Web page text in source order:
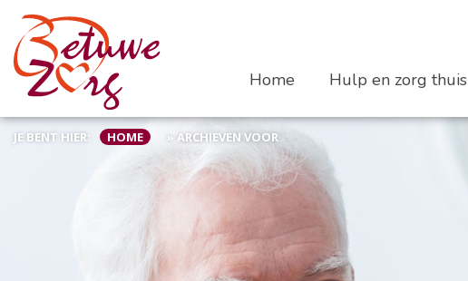
Home Hulp en zorg thuis
JE BENT HIER: HOME » ARCHIEVEN VOOR